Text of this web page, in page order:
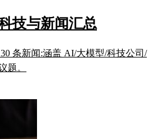
技与新闻汇总
条新闻:涵盖 AI/大模型/科技公司/
题。